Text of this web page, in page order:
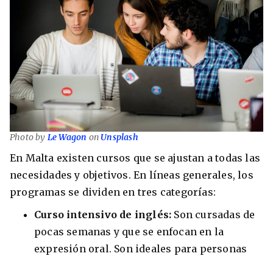
Photo by Le Wagon on Unsplash
En Malta existen cursos que se ajustan a todas las
necesidades y objetivos. En líneas generales, los
programas se dividen en tres categorías:
Curso intensivo de inglés: Son cursadas de
pocas semanas y que se enfocan en la
expresión oral. Son ideales para personas